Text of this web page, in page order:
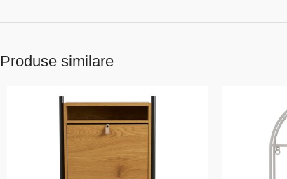
Produse similare